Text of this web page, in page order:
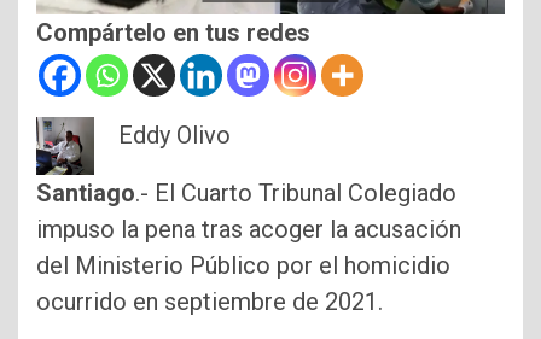
Compártelo en tus redes
Eddy Olivo
Santiago.- El Cuarto Tribunal Colegiado
impuso la pena tras acoger la acusación
del Ministerio Público por el homicidio
ocurrido en septiembre de 2021.